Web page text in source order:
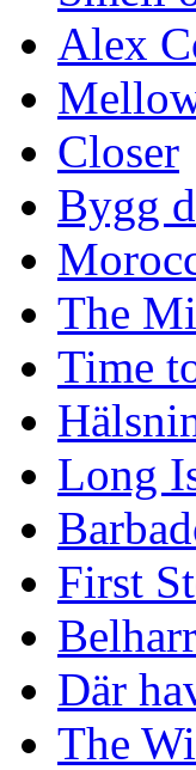
Alex
Closer
Bygg
The
Time
Long
First
Där
The